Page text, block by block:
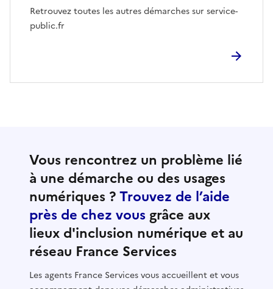
Retrouvez toutes les autres démarches sur service-
public.fr
Vous rencontrez un problème lié
à une démarche ou des usages
numériques ?Trouvez de l’aide
près de chez vous grâce aux
lieux d'inclusion numérique et au
réseau France Services
Les agents France Services vous accueillent et vous